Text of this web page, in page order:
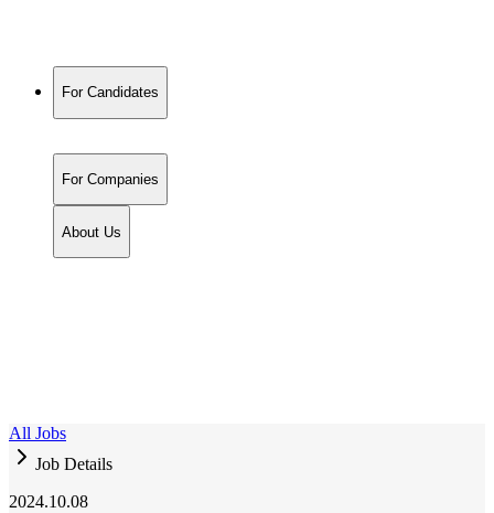
For Candidates
For Companies
About Us
All Jobs
Job Details
2024.10.08